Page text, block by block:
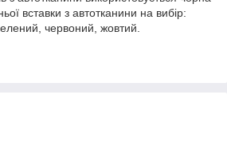
вставки з автотканини на вибір:
червоний, жовтий.